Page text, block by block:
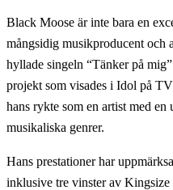
Black Moose är inte bara en
mångsidig musikproducent och
hyllade singeln “Tänker på
projekt som visades i Idol på
hans rykte som en artist med
musikaliska genrer.
Hans prestationer har
inklusive tre vinster av Kingsize